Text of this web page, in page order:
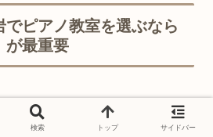
でピアノ教室を選ぶなら
が最重要
ます。
検索 トップ サイドバー